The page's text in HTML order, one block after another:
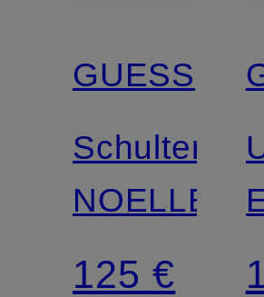
GUESS
NOELLE
125 €